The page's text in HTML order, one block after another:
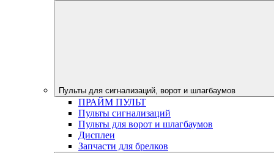
Пульты для сигнализаций, ворот и шлагбаумов
ПРАЙМ ПУЛЬТ
Пульты сигнализаций
Пульты для ворот и шлагбаумов
Дисплеи
Запчасти для брелков